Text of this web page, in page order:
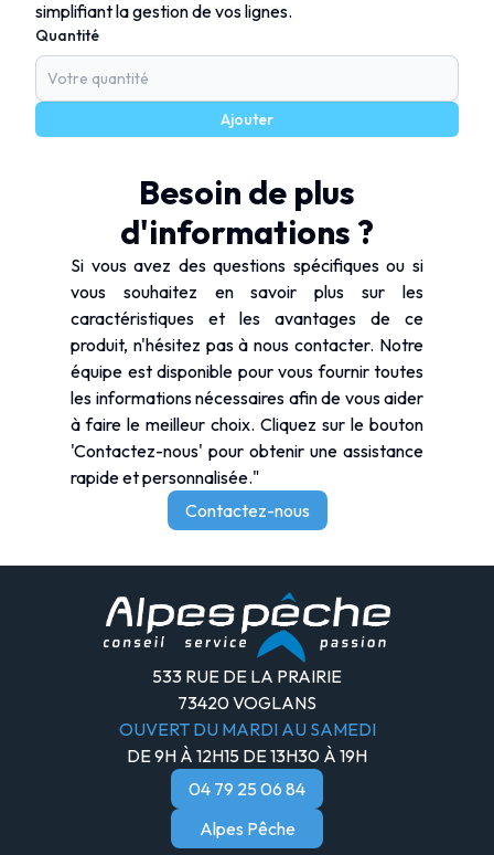
simplifiant la gestion de vos lignes.
Quantité
Ajouter
Besoin de plus
d'informations ?
Si vous avez des questions spécifiques ou si
vous souhaitez en savoir plus sur les
caractéristiques et les avantages de ce
produit, n'hésitez pas à nous contacter. Notre
équipe est disponible pour vous fournir toutes
les informations nécessaires afin de vous aider
à faire le meilleur choix. Cliquez sur le bouton
'Contactez-nous' pour obtenir une assistance
rapide et personnalisée."
Contactez-nous
533 RUE DE LA PRAIRIE
73420 VOGLANS
OUVERT DU MARDI AU SAMEDI
DE 9H À 12H15 DE 13H30 À 19H
04 79 25 06 84
Alpes Pêche